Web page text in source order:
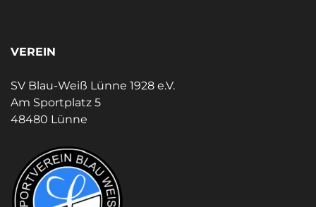
VEREIN
SV Blau-Weiß Lünne 1928 e.V.
Am Sportplatz 5
48480 Lünne